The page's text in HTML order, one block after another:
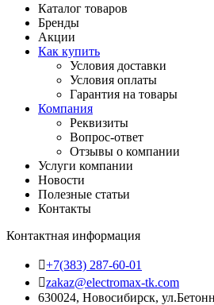
Каталог товаров
Бренды
Акции
Как купить
Условия доставки
Условия оплаты
Гарантия на товары
Компания
Реквизиты
Вопрос-ответ
Отзывы о компании
Услуги компании
Новости
Полезные статьи
Контакты
Контактная информация
+7(383) 287-60-01
zakaz@electromax-tk.com
630024, Новосибирск,